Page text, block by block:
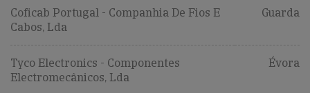
Coficab Portugal - Companhia De Fios E
Cabos, Lda
Guarda
Tyco Electronics - Componentes
Electromecânicos, Lda
Évora